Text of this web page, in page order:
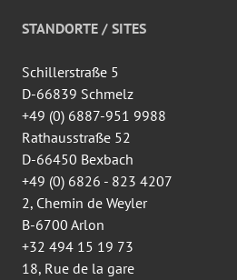
de
wingtsun.arlon
Facebook
STANDORTE / SITES
Schillerstraße 5
D-66839 Schmelz
+49 (0) 6887-951 9988
Rathausstraße 52
D-66450 Bexbach
+49 (0) 6826 - 823 4207
2, Chemin de Weyler
B-6700 Arlon
+32 494 15 19 73
18, Rue de la gare